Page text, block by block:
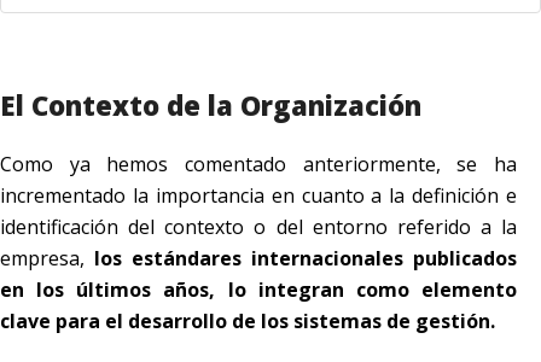
El Contexto de la Organización
Como ya hemos comentado anteriormente, se ha
incrementado la importancia en cuanto a la definición e
identificación del contexto o del entorno referido a la
empresa, los estándares internacionales publicados
en los últimos años, lo integran como elemento
clave para el desarrollo de los sistemas de gestión.